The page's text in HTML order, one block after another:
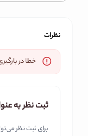
نظرات
خطا در
ثبت نظر به
برای ثبت نظر